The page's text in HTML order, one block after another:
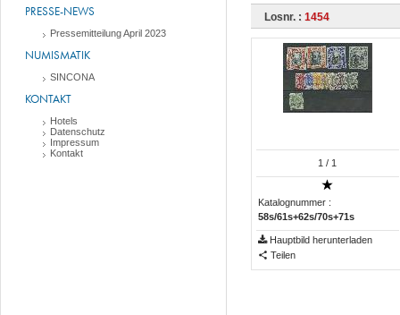
PRESSE-NEWS
Pressemitteilung April 2023
NUMISMATIK
SINCONA
KONTAKT
Hotels
Datenschutz
Impressum
Kontakt
Losnr. : 1454
1 / 1
Katalognummer :
58s/61s+62s/70s+71s
Hauptbild herunterladen
Teilen